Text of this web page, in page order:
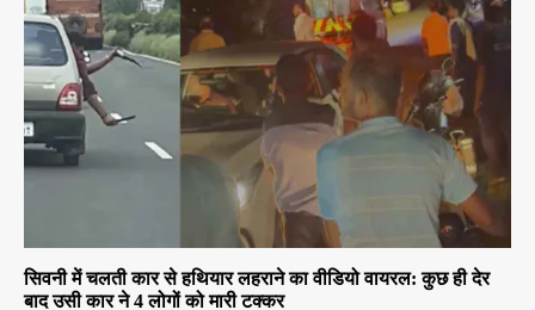
सिवनी में चलती कार से हथियार लहराने का वीडियो वायरल: कुछ ही देर
बाद उसी कार ने 4 लोगों को मारी टक्कर